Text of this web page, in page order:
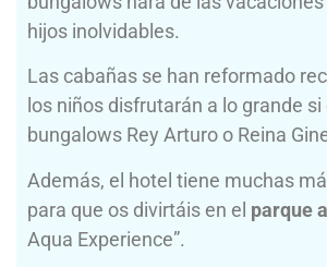
hijos inolvidables.
Las cabañas se han reformado
los niños disfrutarán a lo grande
bungalows Rey Arturo o Reina
Además, el hotel tiene muchas
para que os divirtáis en el parque
Aqua Experience”.